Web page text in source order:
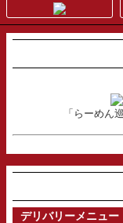
「らーめん
デリバリーメニュー